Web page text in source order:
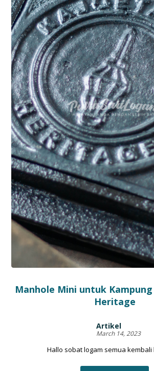
Manhole Mini untuk
Heritage
Artikel
March 14, 2023
Hallo sobat logam semua kembali